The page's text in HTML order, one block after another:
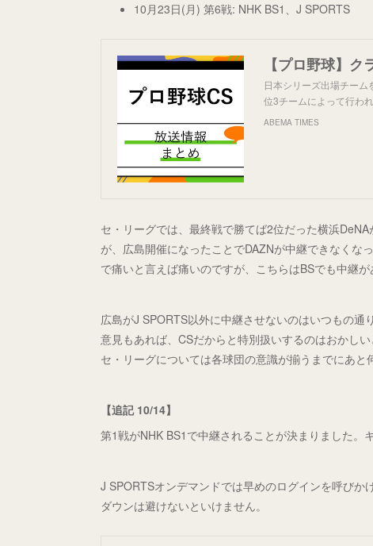
10月23日(月) 第6戦: NHK BS1、J SPORTS
日本シリーズ出場チー
位3チームによって行わ
ABEMA TIMES
セ・リーグでは、最終戦で勝てば2位だった横浜
が、広島開催になったことでDAZNが中継できなくな
で痛いと言えば痛いのですが、こちらはBSでも中継が
広島がJ SPORTS以外に中継させないのはいつもの
意見もあれば、CSだからと特別扱いするのはおかし
セ・リーグについては各球団の意識が揃うまでにあと
【追記 10/14】
第1戦がNHK BS1で中継されることが決まりました。
J SPORTSオンデマンドでは早めのログインを呼び
ダウンは避けないといけません。